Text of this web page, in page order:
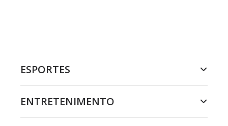
ESPORTES
ENTRETENIMENTO